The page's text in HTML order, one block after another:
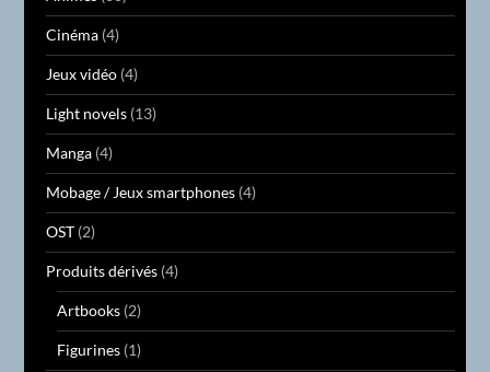
Cinéma (4)
Jeux vidéo (4)
Light novels (13)
Manga (4)
Mobage / Jeux smartphones (4)
OST (2)
Produits dérivés (4)
Artbooks (2)
Figurines (1)